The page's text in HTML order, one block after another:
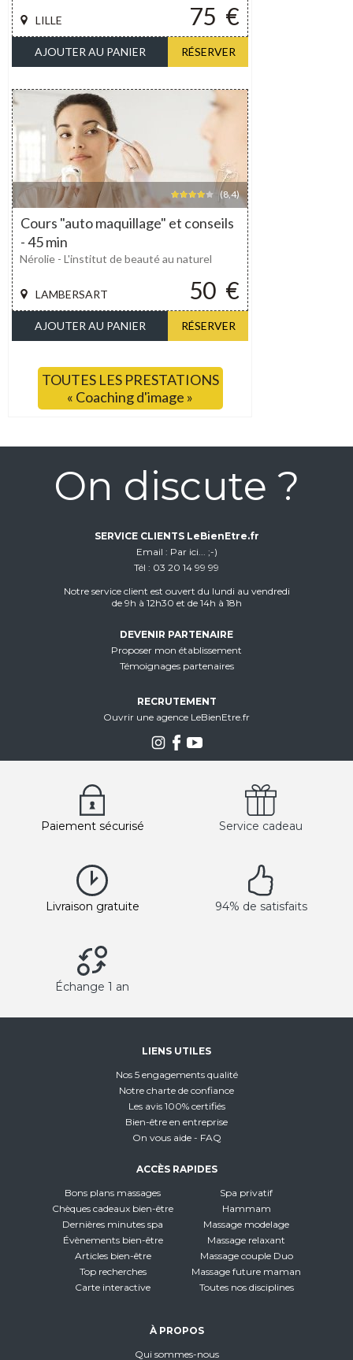
75 €
LILLE
AJOUTER AU PANIER RÉSERVER
(8,4)
Cours "auto maquillage" et conseils
- 45 min
50 €
LAMBERSART
Nérolie - L'institut de beauté au naturel
AJOUTER AU PANIER RÉSERVER
TOUTES LES PRESTATIONS
« Coaching d'image »
On discute ?
SERVICE CLIENTS LeBienEtre.fr
Email
Par ici... ;-)
Tél
03 20 14 99 99
Notre service client est ouvert du lundi au vendredi
de 9h à 12h30 et de 14h à 18h
DEVENIR PARTENAIRE
Proposer mon établissement
Témoignages partenaires
RECRUTEMENT
Ouvrir une agence LeBienEtre.fr
Paiement sécurisé Service cadeau
Livraison gratuite 94% de satisfaits
Échange 1 an
LIENS UTILES
Nos 5 engagements qualité
Notre charte de confiance
Les avis 100% certifiés
Bien-être en entreprise
On vous aide - FAQ
ACCÈS RAPIDES
Bons plans massages
Chèques cadeaux bien-être
Dernières minutes spa
Évènements bien-être
Articles bien-être
Top recherches
Carte interactive
Spa privatif
Hammam
Massage modelage
Massage relaxant
Massage couple Duo
Massage future maman
Toutes nos disciplines
À PROPOS
Qui sommes-nous